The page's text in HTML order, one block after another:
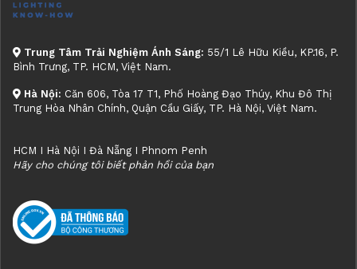
Trung Tâm Trải Nghiệm Ánh Sáng: 55/1 Lê Hữu Kiều, KP.16, P.
Bình Trưng, TP. HCM, Việt Nam.
Hà Nội: Căn 606, Tòa 17 T1, Phố Hoàng Đạo Thúy, Khu Đô Thị
Trung Hòa Nhân Chính, Quận Cầu Giấy, TP. Hà Nội, Việt Nam.
HCM I Hà Nội I Đà Nẵng I Phnom Penh
Hãy cho chúng tôi biết phản hồi của bạn